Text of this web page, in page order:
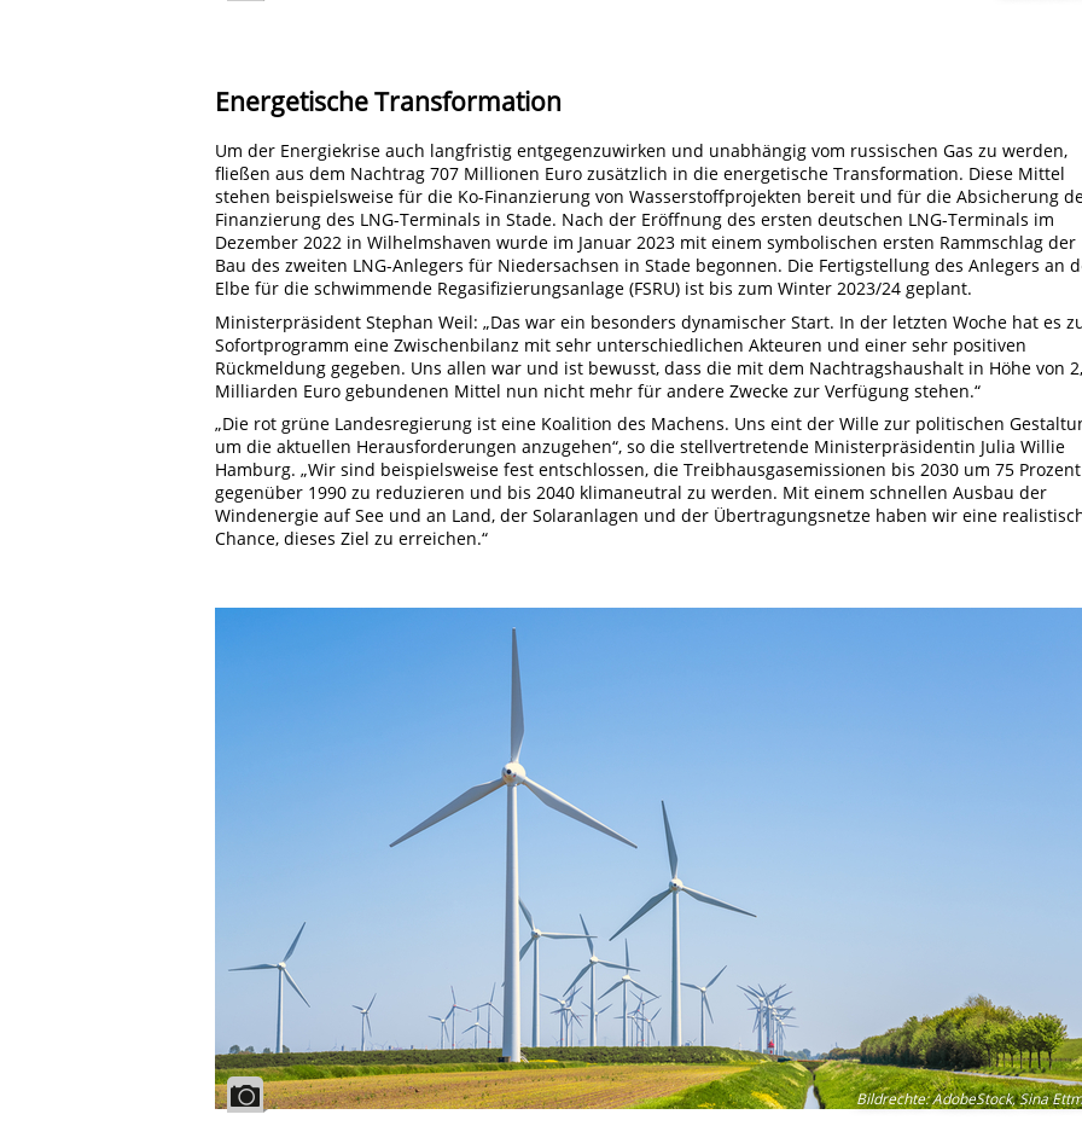
Energetische Transformation
Um der Energiekrise auch langfristig entgegenzuwirken und unabhängig vom russischen Gas zu werden,
fließen aus dem Nachtrag 707 Millionen Euro zusätzlich in die energetische Transformation. Diese Mittel
stehen beispielsweise für die Ko-Finanzierung von Wasserstoffprojekten bereit und für die Absicherung
Finanzierung des LNG-Terminals in Stade. Nach der Eröffnung des ersten deutschen LNG-Terminals im
Dezember 2022 in Wilhelmshaven wurde im Januar 2023 mit einem symbolischen ersten Rammschlag der
Bau des zweiten LNG-Anlegers für Niedersachsen in Stade begonnen. Die Fertigstellung des Anlegers an
Elbe für die schwimmende Regasifizierungsanlage (FSRU) ist bis zum Winter 2023/24 geplant.
Ministerpräsident Stephan Weil: „Das war ein besonders dynamischer Start. In der letzten Woche hat es
Sofortprogramm eine Zwischenbilanz mit sehr unterschiedlichen Akteuren und einer sehr positiven
Rückmeldung gegeben. Uns allen war und ist bewusst, dass die mit dem Nachtragshaushalt in Höhe von
Milliarden Euro gebundenen Mittel nun nicht mehr für andere Zwecke zur Verfügung stehen.“
„Die rot grüne Landesregierung ist eine Koalition des Machens. Uns eint der Wille zur politischen
um die aktuellen Herausforderungen anzugehen“, so die stellvertretende Ministerpräsidentin Julia Willie
Hamburg. „Wir sind beispielsweise fest entschlossen, die Treibhausgasemissionen bis 2030 um 75 Prozent
gegenüber 1990 zu reduzieren und bis 2040 klimaneutral zu werden. Mit einem schnellen Ausbau der
Windenergie auf See und an Land, der Solaranlagen und der Übertragungsnetze haben wir eine
Chance, dieses Ziel zu erreichen.“
Bildrechte:AdobeStock, Sina